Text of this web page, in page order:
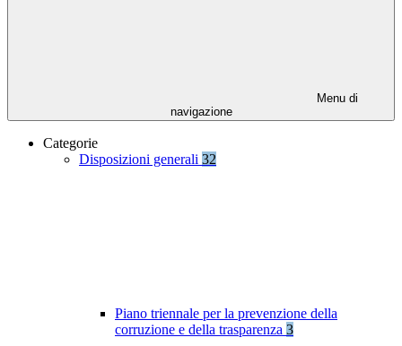
Menu di
navigazione
Categorie
Disposizioni generali 32
Piano triennale per la prevenzione della
corruzione e della trasparenza 3